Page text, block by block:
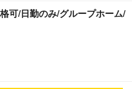
可/日勤のみ/グループホーム/